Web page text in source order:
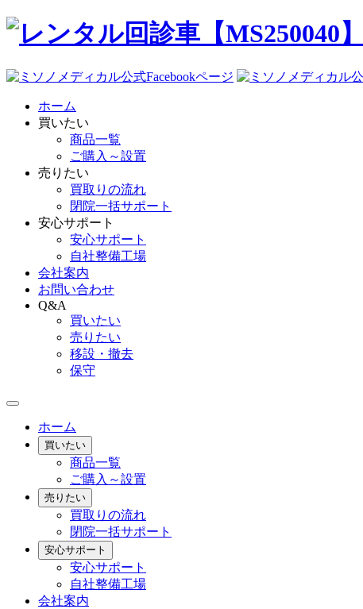
ホーム
買いたい
商品一覧
ご購入～設置
売りたい
買取りの流れ
閉院一括サポート
安心サポート
安心サポート
自社整備工場
会社案内
お問い合わせ
Q&A
買いたい
売りたい
移設・撤去
保守
ホーム
買いたい
商品一覧
ご購入～設置
売りたい
買取りの流れ
閉院一括サポート
安心サポート
安心サポート
自社整備工場
会社案内